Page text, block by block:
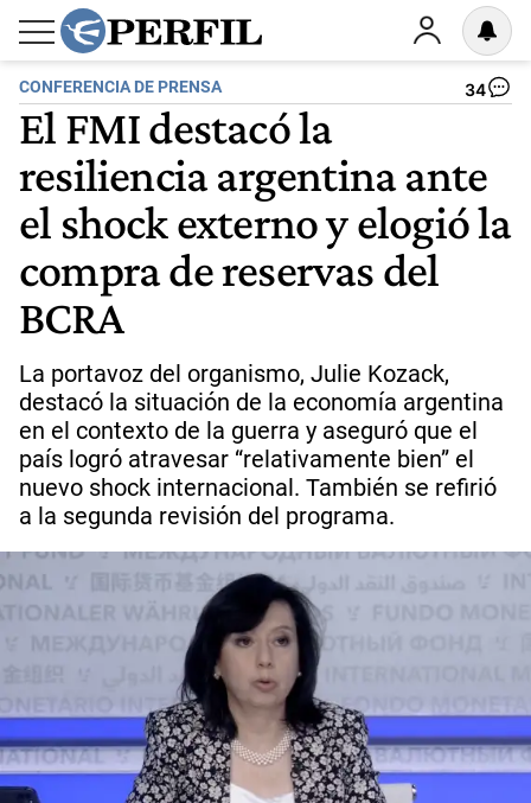
CONFERENCIA DE PRENSA 34
El FMI destacó la
resiliencia argentina ante
el shock externo y elogió la
compra de reservas del
BCRA
La portavoz del organismo, Julie Kozack,
destacó la situación de la economía argentina
en el contexto de la guerra y aseguró que el
país logró atravesar “relativamente bien” el
nuevo shock internacional. También se refirió
a la segunda revisión del programa.